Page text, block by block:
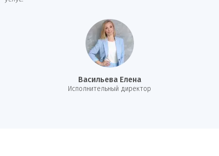
Васильева Елена
И сполнительный директор